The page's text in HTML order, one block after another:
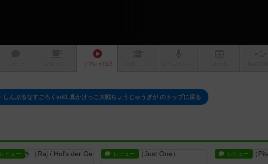
リプレイ 日記
しんぷるなすごろくvol1 真かけっこ大戦ちょうじゅうぎが のトップに戻る
レビュー レビュー レビュー